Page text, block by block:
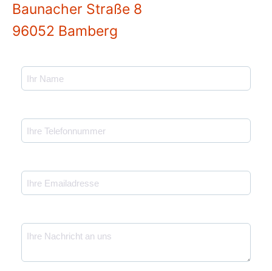
Baunacher Straße 8
96052 Bamberg